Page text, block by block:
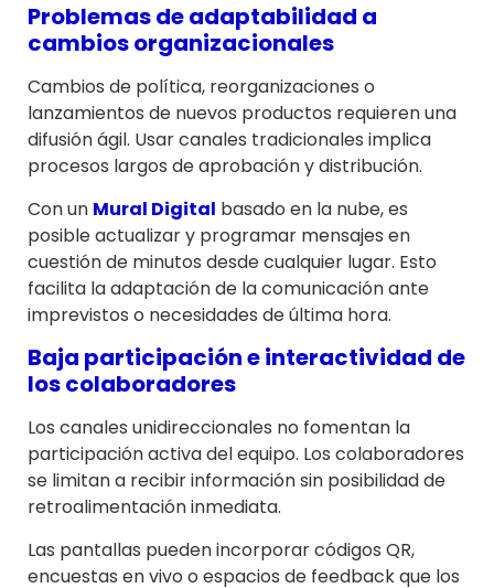
Problemas de adaptabilidad a
cambios organizacionales
Cambios de política, reorganizaciones o
lanzamientos de nuevos productos requieren una
difusión ágil. Usar canales tradicionales implica
procesos largos de aprobación y distribución.
Con un Mural Digital basado en la nube, es
posible actualizar y programar mensajes en
cuestión de minutos desde cualquier lugar. Esto
facilita la adaptación de la comunicación ante
imprevistos o necesidades de última hora.
Baja participación e interactividad de
los colaboradores
Los canales unidireccionales no fomentan la
participación activa del equipo. Los colaboradores
se limitan a recibir información sin posibilidad de
retroalimentación inmediata.
Las pantallas pueden incorporar códigos QR,
encuestas en vivo o espacios de feedback que los